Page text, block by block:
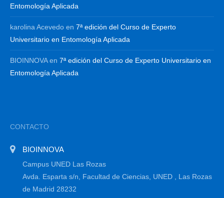
Entomología Aplicada
karolina Acevedo en 7ª edición del Curso de Experto
Universitario en Entomología Aplicada
BIOINNOVAen 7ª edición del Curso de Experto Universitario en
Entomología Aplicada
CONTACTO
BIOINNOVA
Campus UNED Las Rozas
Avda. Esparta s/n, Facultad de Ciencias, UNED , Las Rozas
de Madrid 28232